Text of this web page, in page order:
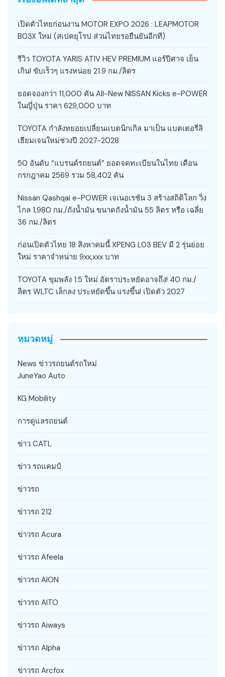
เปิดตัวไทยก่อนงาน MOTOR EXPO 2026 : LEAPMOTOR
B03X ใหม่ (สเปคยุโรป ส่วนไทยรอยืนยันอีกที)
รีวิว TOYOTA YARIS ATIV HEV PREMIUM แอร์ปีศาจ เย็น
เกิน! ขับเร็วๆ แรงหน่อย 21.9 กม./ลิตร
ยอดจองกว่า 11,000 คัน All-New NISSAN Kicks e-POWER
ในญี่ปุ่น ราคา 629,000 บาท
TOYOTA กำลังทยอยเปลี่ยนแบตนิกเกิล มาเป็น แบตเตอรี่ลิ
เธียมเจนใหม่ช่วงปี 2027-2028
50 อันดับ “แบรนด์รถยนต์” ยอดจดทะเบียนในไทย เดือน
กรกฎาคม 2569 รวม 58,402 คัน
Nissan Qashqai e-POWER เจเนอเรชัน 3 สร้างสถิติโลก วิ่ง
ไกล 1,980 กม./ถังน้ำมัน ขนาดถังน้ำมัน 55 ลิตร หรือ เฉลี่ย
36 กม./ลิตร
ก่อนเปิดตัวไทย 18 สิงหาคมนี้ XPENG L03 BEV มี 2 รุ่นย่อย
ใหม่ ราคาจำหน่าย 9xx,xxx บาท
TOYOTA ขุมพลัง 1.5 ใหม่ อัตราประหยัดอาจถึง! 40 กม./
ลิตร WLTC เล็กลง ประหยัดขึ้น แรงขึ้น! เปิดตัว 2027
หมวดหมู่
News ข่าวรถยนต์รถใหม่
JuneYao Auto
KG Mobility
การดูแลรถยนต์
ข่าว CATL
ข่าว รถแคมป์
ข่าวรถ
ข่าวรถ 212
ข่าวรถ Acura
ข่าวรถ Afeela
ข่าวรถ AION
ข่าวรถ AITO
ข่าวรถ Aiways
ข่าวรถ Alpha
ข่าวรถ Arcfox